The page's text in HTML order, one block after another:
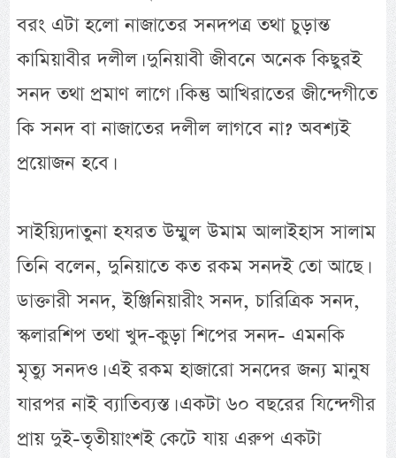
বরং এটা হলো নাজাতের সনদপত্র তথা চুড়ান্ত
কামিয়াবীর দলীল। দুনিয়াবী জীবনে অনেক কিছুরই
সনদ তথা প্রমাণ লাগে। কিন্তু আখিরাতের জীন্দেগীতে
কি সনদ বা নাজাতের দলীল লাগবে না? অবশ্যই
প্রয়োজন হবে।
সাইয়্যিদাতুনা হযরত উম্মুল উমাম আলাইহাস সালাম
তিনি বলেন, দুনিয়াতে কত রকম সনদই তো আছে।
ডাক্তারী সনদ, ইঞ্জিনিয়ারীং সনদ, চারিত্রিক সনদ,
স্কলারশিপ তথা খুদ-কুড়া শিপের সনদ- এমনকি
মৃত্যু সনদও। এই রকম হাজারো সনদের জন্য মানুষ
যারপর নাই ব্যাতিব্যস্ত। একটা ৬০ বছরের যিন্দেগীর
প্রায় দুই-তৃতীয়াংশই কেটে যায় এরুপ একটা